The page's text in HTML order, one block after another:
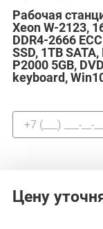
Рабочая
Xeon W-2123,
DDR4-2666
SSD, 1TB
P2000 5GB,
keyboard,
Цену